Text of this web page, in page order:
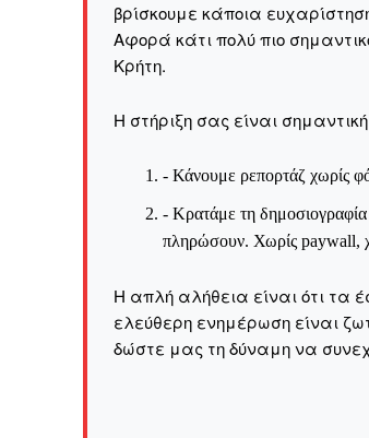
Το
Το να
-
-
Η απλή
να
βρίσκουμε κάποια
Αφορά κάτι πολύ πιο
Kρήτη.
Η στήριξη σας είναι
- Κάνουμε ρεπορτάζ χωρίς
- Κρατάμε τη
πληρώσουν. Χωρίς paywall,
Η απλή αλήθεια είναι ότι τα
ελεύθερη ενημέρωση είναι
δώστε μας τη δύναμη να